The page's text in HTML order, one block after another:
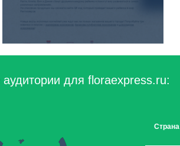
для floraexpress.ru:
Страна